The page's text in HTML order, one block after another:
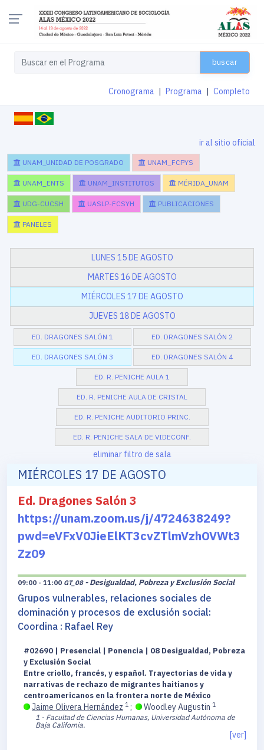
buscar
Cronograma Programa Completo
ir al sitio oficial
UNAM_UNIDAD DE POSGRADO UNAM_FCPYS
UNAM_ENTS UNAM_INSTITUTOS MÉRIDA_UNAM
UDG-CUCSH UASLP-FCSYH PUBLICACIONES
PANELES
LUNES 15 DE AGOSTO
MARTES 16 DE AGOSTO
MIÉRCOLES 17 DE AGOSTO
JUEVES 18 DE AGOSTO
ED. DRAGONES SALÓN 1 ED. DRAGONES SALÓN 2
ED. DRAGONES SALÓN 3 ED. DRAGONES SALÓN 4
ED. R. PENICHE AULA 1
ED. R. PENICHE AULA DE CRISTAL
ED. R. PENICHE AUDITORIO PRINC.
ED. R. PENICHE SALA DE VIDECONF.
eliminar filtro de sala
MIÉRCOLES 17 DE AGOSTO
Ed. Dragones Salón 3
https://unam.zoom.us/j/4724638249?
pwd=eVFxV0JieElKT3cvZTlmVzhOVWt3
Zz09
09:00 - 11:00 GT_08 - Desigualdad, Pobreza y Exclusión Social
Grupos vulnerables, relaciones sociales de
dominación y procesos de exclusión social:
Coordina : Rafael Rey
#02690 | Presencial | Ponencia | 08 Desigualdad, Pobreza
y Exclusión Social
Entre criollo, francés, y español. Trayectorias de vida y
narrativas de rechazo de migrantes haitianos y
centroamericanos en la frontera norte de México
Jaime Olivera Hernández 1 ; Woodley Augustin 1
1 - Facultad de Ciencias Humanas, Universidad Autónoma de
Baja California.
[ver]